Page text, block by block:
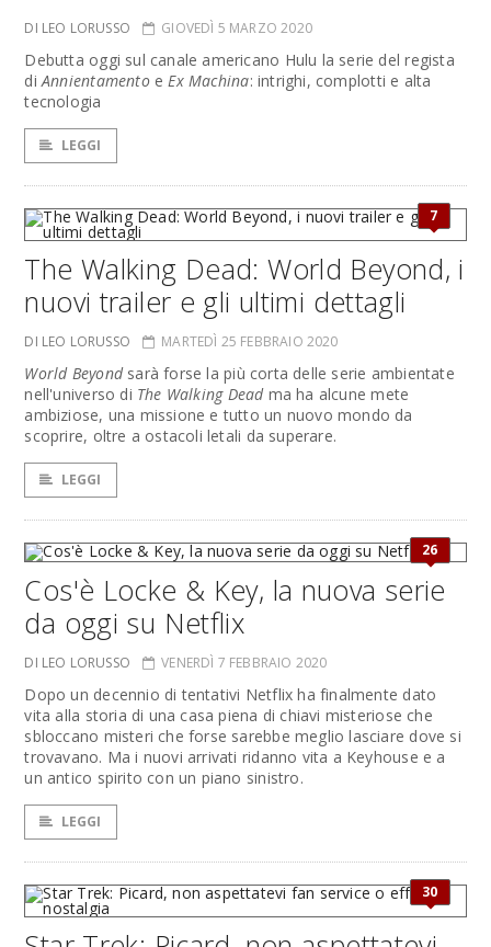
DI LEO LORUSSO GIOVEDÌ 5 MARZO 2020
Debutta oggi sul canale americano Hulu la serie del regista
diAnnientamentoeEx Machina: intrighi, complotti e alta
tecnologia
LEGGI
7
The Walking Dead: World Beyond, i
nuovi trailer e gli ultimi dettagli
DI LEO LORUSSO MARTEDÌ 25 FEBBRAIO 2020
World Beyondsarà forse la più corta delle serie ambientate
nell'universo di The Walking Deadma ha alcune mete
ambiziose, una missione e tutto un nuovo mondo da
scoprire, oltre a ostacoli letali da superare.
LEGGI
26
Cos'è Locke & Key, la nuova serie
da oggi su Netflix
DI LEO LORUSSO VENERDÌ 7 FEBBRAIO 2020
Dopo un decennio di tentativi Netflix ha finalmente dato
vita alla storia di una casa piena di chiavi misteriose che
sbloccano misteri che forse sarebbe meglio lasciare dove si
trovavano. Ma i nuovi arrivati ridanno vita a Keyhouse e a
un antico spirito con un piano sinistro.
LEGGI
30